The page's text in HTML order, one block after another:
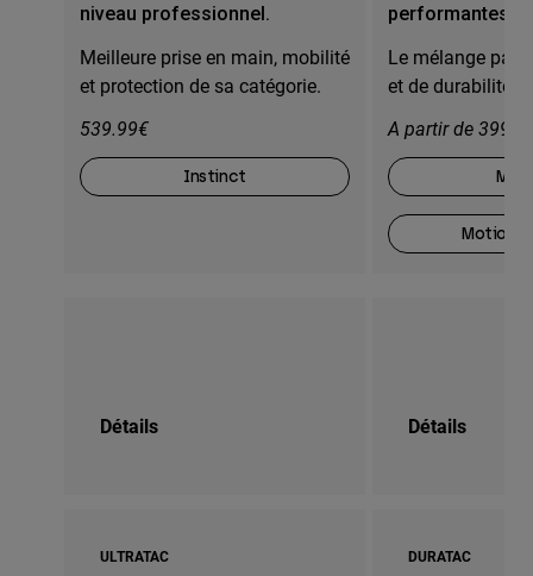
niveau professionnel.
Meilleure prise en main, mobilité
et protection de sa catégorie.
539.99€
Instinct
performantes.
Le mélange
et de durabilité
A partir de
Motion
Détails Détails
ULTRATAC
DURATAC